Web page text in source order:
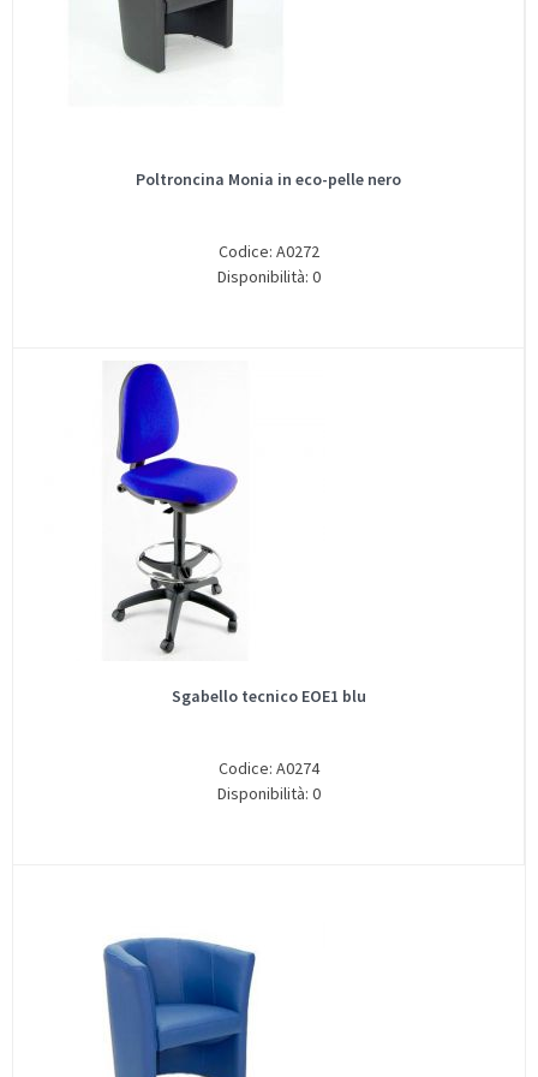
Poltroncina Monia in eco-pelle nero
Codice: A0272
Disponibilità: 0
Sgabello tecnico EOE1 blu
Codice: A0274
Disponibilità: 0